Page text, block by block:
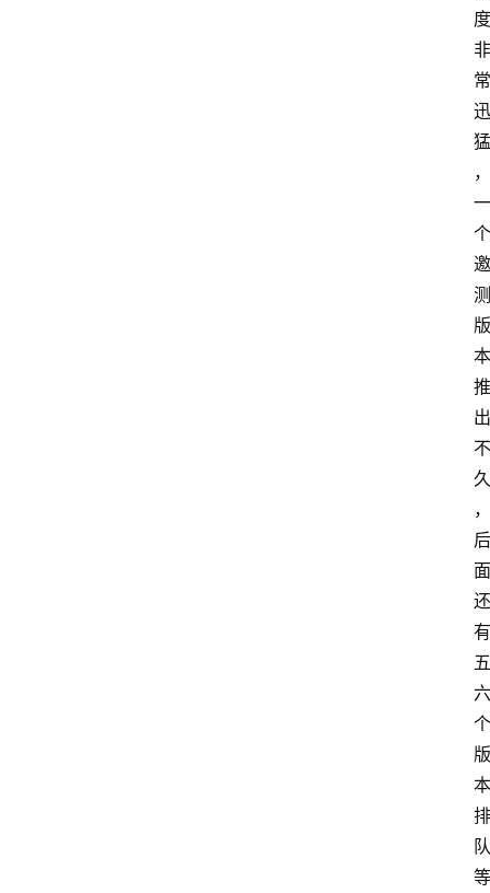
度
非
常
迅
猛
，
一
个
邀
测
版
本
推
出
不
久
，
后
面
还
有
五
六
个
版
本
排
队
等